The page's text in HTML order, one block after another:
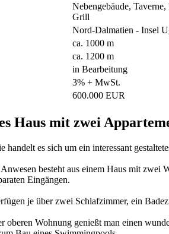
Nebengebäude,
Grill
Nord-Dalmatien - Insel
ca. 1000 m
ca. 1200 m
in Bearbeitung
3% + MwSt.
600.000 EUR
Haus mit zwei
handelt es sich um ein interessant
besteht aus einem Haus mit zwei
Eingängen.
je über zwei Schlafzimmer, ein
oberen Wohnung genießt man einen